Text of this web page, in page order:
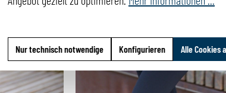
Nur technisch notwendige Konfigurieren Alle Cookies